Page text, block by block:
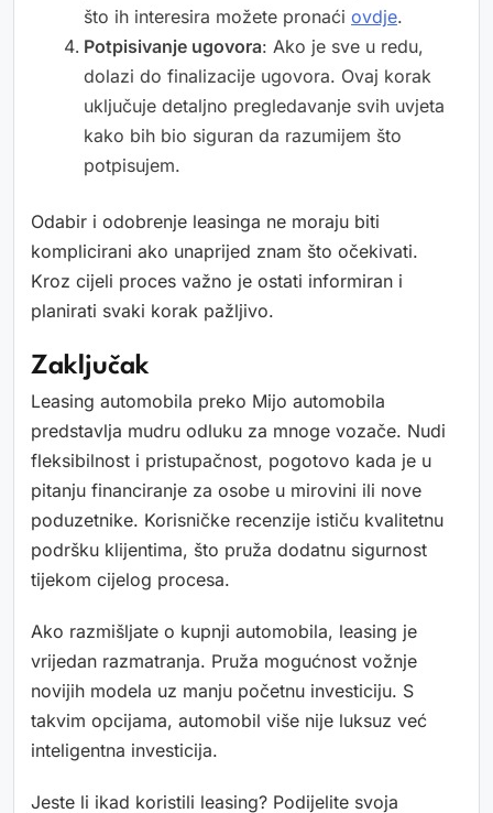
što ih interesira možete pronaći ovdje.
Potpisivanje ugovora: Ako je sve u redu,
dolazi do finalizacije ugovora. Ovaj korak
uključuje detaljno pregledavanje svih uvjeta
kako bih bio siguran da razumijem što
potpisujem.
Odabir i odobrenje leasinga ne moraju biti
komplicirani ako unaprijed znam što očekivati.
Kroz cijeli proces važno je ostati informiran i
planirati svaki korak pažljivo.
Zaključak
Leasing automobila preko Mijo automobila
predstavlja mudru odluku za mnoge vozače. Nudi
fleksibilnost i pristupačnost, pogotovo kada je u
pitanju financiranje za osobe u mirovini ili nove
poduzetnike. Korisničke recenzije ističu kvalitetnu
podršku klijentima, što pruža dodatnu sigurnost
tijekom cijelog procesa.
Ako razmišljate o kupnji automobila, leasing je
vrijedan razmatranja. Pruža mogućnost vožnje
novijih modela uz manju početnu investiciju. S
takvim opcijama, automobil više nije luksuz već
inteligentna investicija.
Jeste li ikad koristili leasing? Podijelite svoja